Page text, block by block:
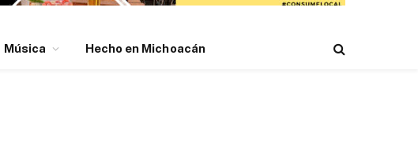
Música Hecho en Michoacán